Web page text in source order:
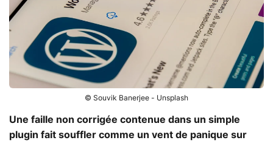
© Souvik Banerjee - Unsplash
Une faille non corrigée contenue dans un simple
plugin fait souffler comme un vent de panique sur